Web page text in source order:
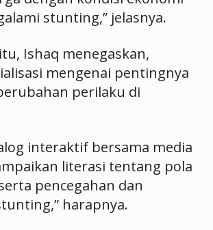
stunting,” jelasnya.
Ishaq menegaskan,
mengenai pentingnya
perilaku di
interaktif bersama media
literasi tentang pola
pencegahan dan
harapnya.